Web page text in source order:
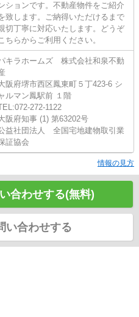
ションです。不動産物件をご紹介
致します。ご納得いただけるまで
切丁寧に対応いたします。どうぞ
ちらからご利用ください。
キラホームズ 株式会社和泉不動
阪府堺市西区鳳東町５丁423-6 シ
ルマン鳳駅前 １階
272-1122
阪府知事 (1) 第63202号
益社団法人 全国宅地建物取引業
証協会
情報の見方
合わせする(無料)
い合わせする